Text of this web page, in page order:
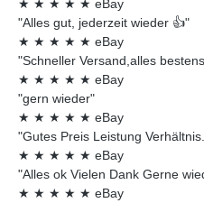
★ ★ ★ ★ ★ eBay
"Alles gut, jederzeit wieder 👍"
★ ★ ★ ★ ★ eBay
"Schneller Versand,alles
★ ★ ★ ★ ★ eBay
"gern wieder"
★ ★ ★ ★ ★ eBay
"Gutes Preis Leistung
★ ★ ★ ★ ★ eBay
"Alles ok Vielen Dank Gerne
★ ★ ★ ★ ★ eBay